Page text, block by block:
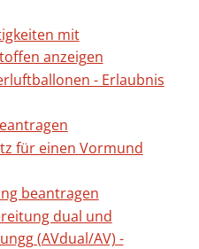
mit
anzeigen
- Erlaubnis
für einen Vormund
beantragen
dual und
(AVdual/AV) -